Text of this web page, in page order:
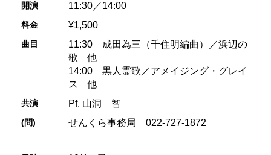
開演 11:30／14:00
料金 ¥1,500
曲目
11:30 成田為三（千住明編曲）／浜辺の
歌 他
14:00 黒人霊歌／アメイジング・グレイ
ス 他
共演 Pf. 山洞 智
(問) せんくら事務局 022-727-1872